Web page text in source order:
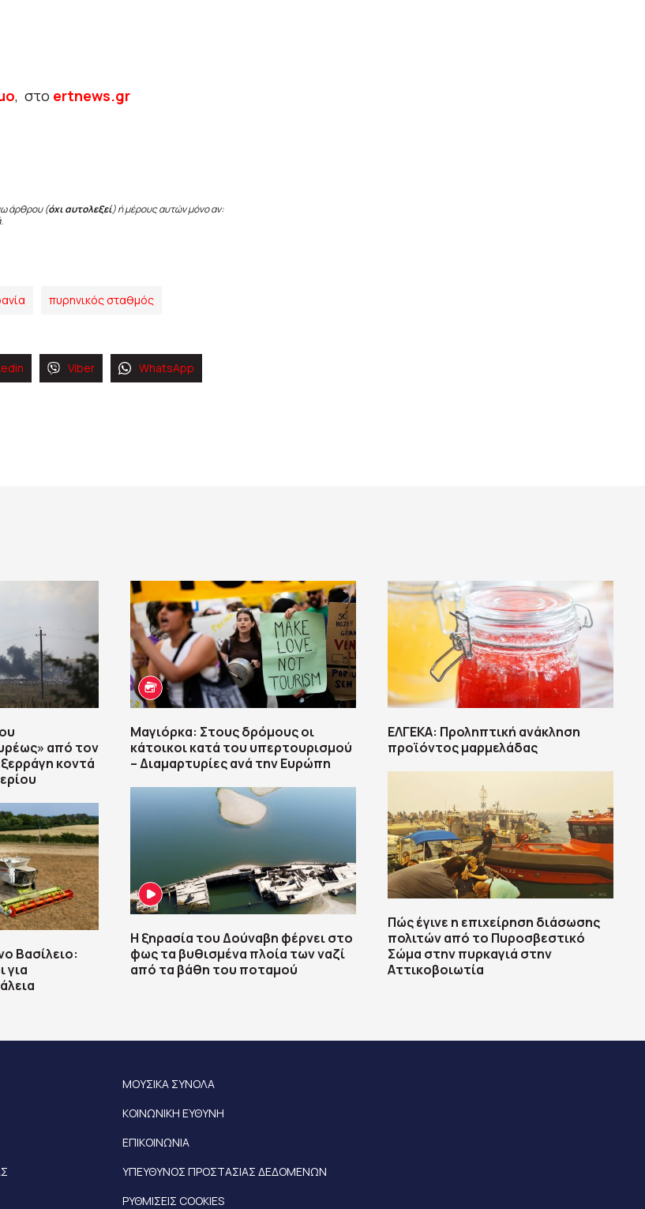
, στο ertnews.gr
άρθρου (όχι αυτολεξεί) ή μέρους αυτών μόνο αν:
πυρηνικός σταθμός
Viber WhatsApp
από τον
κοντά
Βασίλειο:
για
Μαγιόρκα: Στους δρόμους οι
κάτοικοι κατά του υπερτουρισμού
– Διαμαρτυρίες ανά την Ευρώπη
Η ξηρασία του Δούναβη φέρνει στο
φως τα βυθισμένα πλοία των ναζί
από τα βάθη του ποταμού
ΕΛΓΕΚΑ: Προληπτική ανάκληση
προϊόντος μαρμελάδας
Πώς έγινε η επιχείρηση διάσωσης
πολιτών από το Πυροσβεστικό
Σώμα στην πυρκαγιά στην
Αττικοβοιωτία
ΜΟΥΣΙΚΑ ΣΥΝΟΛΑ
ΚΟΙΝΩΝΙΚΗ ΕΥΘΥΝΗ
ΕΠΙΚΟΙΝΩΝΙΑ
ΥΠΕΥΘΥΝΟΣ ΠΡΟΣΤΑΣΙΑΣ ΔΕΔΟΜΕΝΩΝ
ΡΥΘΜΙΣΕΙΣ COOKIES